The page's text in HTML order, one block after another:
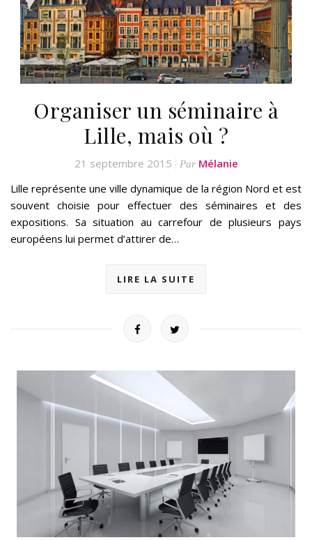
Organiser un séminaire à
Lille, mais où ?
21 septembre 2015 Par Mélanie
Lille représente une ville dynamique de la région Nord et est
souvent choisie pour effectuer des séminaires et des
expositions. Sa situation au carrefour de plusieurs pays
européens lui permet d’attirer de…
LIRE LA SUITE